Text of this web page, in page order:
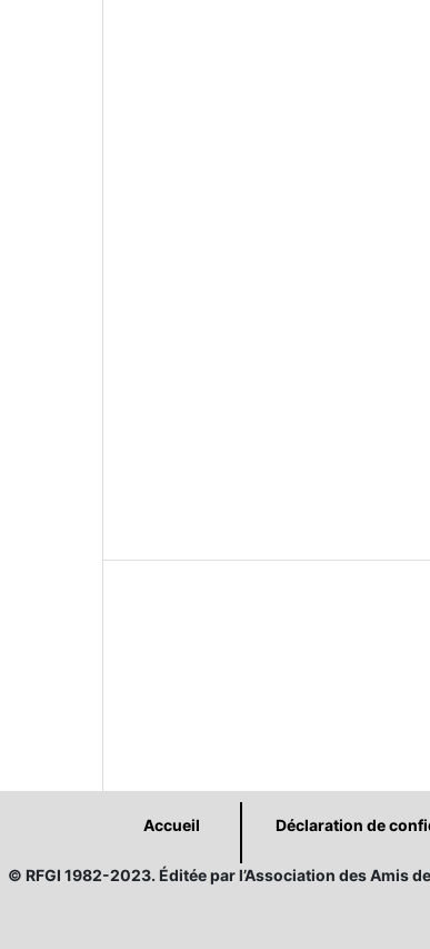
Accueil Déclaration de
© RFGI 1982-2023. Éditée par l’Association des Amis